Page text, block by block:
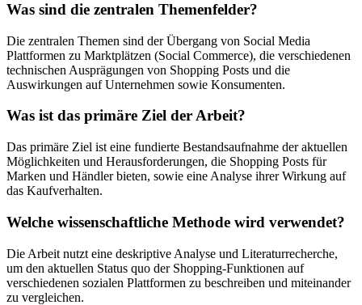
Was sind die zentralen Themenfelder?
Die zentralen Themen sind der Übergang von Social Media
Plattformen zu Marktplätzen (Social Commerce), die verschiedenen
technischen Ausprägungen von Shopping Posts und die
Auswirkungen auf Unternehmen sowie Konsumenten.
Was ist das primäre Ziel der Arbeit?
Das primäre Ziel ist eine fundierte Bestandsaufnahme der aktuellen
Möglichkeiten und Herausforderungen, die Shopping Posts für
Marken und Händler bieten, sowie eine Analyse ihrer Wirkung auf
das Kaufverhalten.
Welche wissenschaftliche Methode wird verwendet?
Die Arbeit nutzt eine deskriptive Analyse und Literaturrecherche,
um den aktuellen Status quo der Shopping-Funktionen auf
verschiedenen sozialen Plattformen zu beschreiben und miteinander
zu vergleichen.